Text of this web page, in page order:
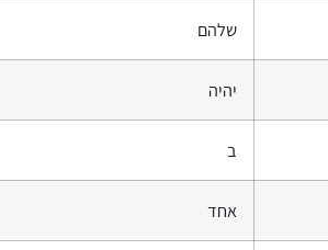
שלהם
יהיה
ב
אחד